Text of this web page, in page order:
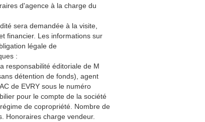
d'agence à la charge du
sera demandée à la visite,
financier. Les informations sur
légale de
:
responsabilité éditoriale de M
détention de fonds), agent
de EVRY sous le numéro
pour le compte de la société
de copropriété. Nombre de
Honoraires charge vendeur.